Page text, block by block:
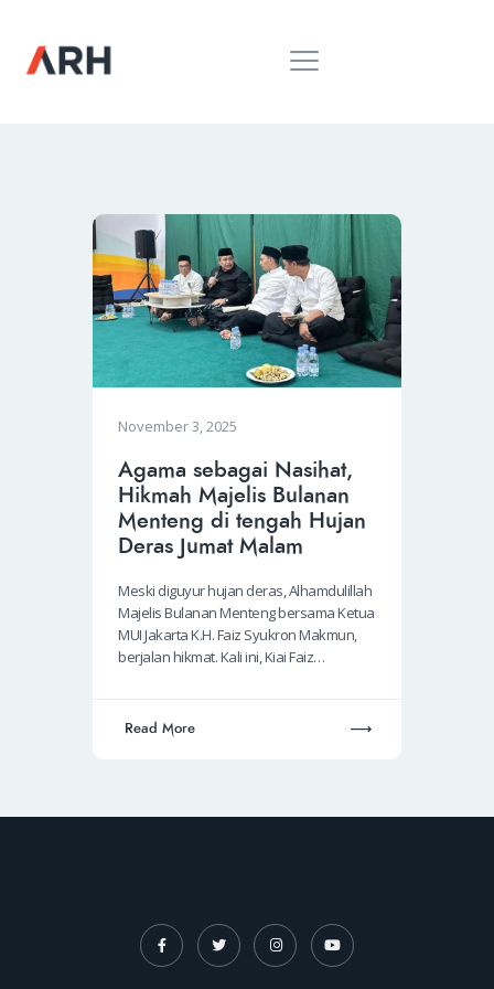
MUH. ARIEF ROSYID
RILIS MEDIA
BUKU
PIDATO
KEBUDAYAAN
KENALAN
November 3, 2025
Agama sebagai Nasihat,
Hikmah Majelis Bulanan
Menteng di tengah Hujan
Deras Jumat Malam
Meski diguyur hujan deras, Alhamdulillah
Majelis Bulanan Menteng bersama Ketua
MUI Jakarta K.H. Faiz Syukron Makmun,
berjalan hikmat. Kali ini, Kiai Faiz…
Read More